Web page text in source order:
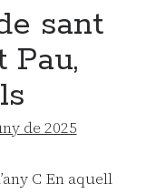
sant
Pau,
de 2025
C En aquell